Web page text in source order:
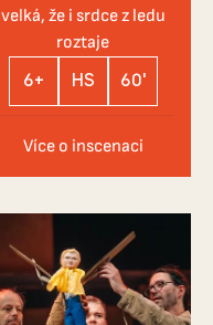
velká, že i srdce z ledu
roztaje
6+
HS 60'
Více o inscenaci